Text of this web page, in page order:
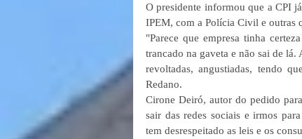
O presidente informou que a CPI
IPEM, com a Polícia Civil e outras
"Parece que empresa tinha
trancado na gaveta e não sai de lá.
revoltadas, angustiadas, tendo
Redano.
Cirone Deiró, autor do pedido
sair das redes sociais e irmos
tem desrespeitado as leis e os